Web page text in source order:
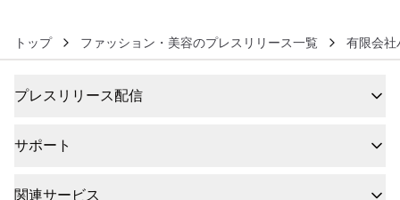
トップ ファッション・美容のプレスリリース一覧 有限会社
プレスリリース配信
サポート
関連サービス